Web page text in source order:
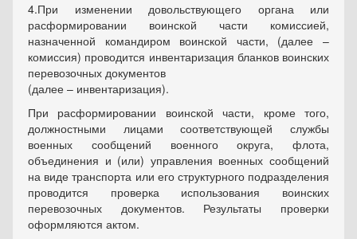
4.При изменении довольствующего органа или
расформировании воинской части комиссией,
назначенной командиром воинской части, (далее –
комиссия) проводится инвентаризация бланков воинских
перевозочных документов
(далее – инвентаризация).
При расформировании воинской части, кроме того,
должностными лицами соответствующей службы
военных сообщений военного округа, флота,
объединения и (или) управления военных сообщений
на виде транспорта или его структурного подразделения
проводится проверка использования воинских
перевозочных документов. Результаты проверки
оформляются актом.